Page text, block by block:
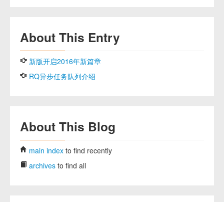
About This Entry
新版开启2016年新篇章
RQ异步任务队列介绍
About This Blog
main index to find recently
archives to find all